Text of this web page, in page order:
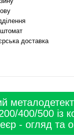
доставка
400/500 із
- огляд та